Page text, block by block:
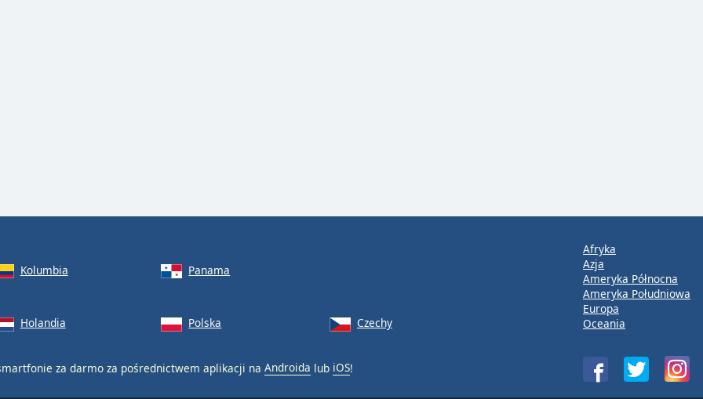
Kolumbia Panama
Holandia Polska Czechy
za darmo za pośrednictwem aplikacji na Androida lub iOS!
Afryka
Azja
Ameryka Północna
Ameryka Południowa
Europa
Oceania